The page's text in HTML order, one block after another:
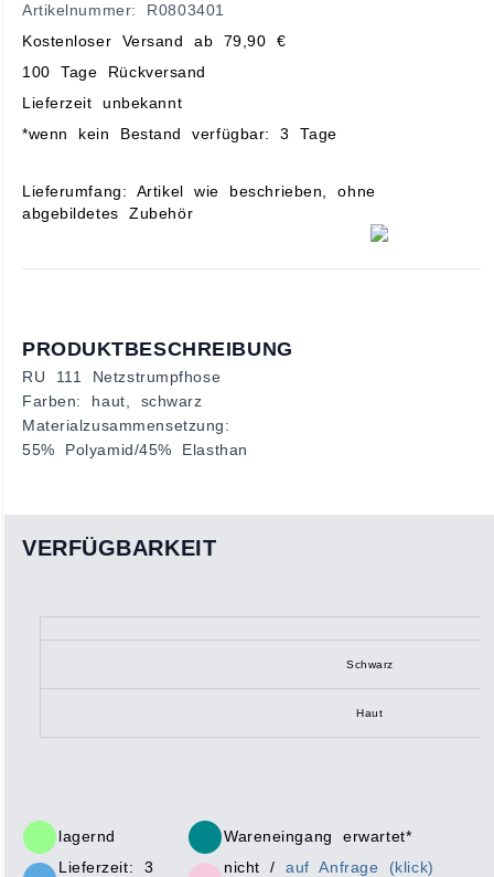
Artikelnummer: R0803401
Kostenloser Versand ab 79,90 €
100 Tage Rückversand
Lieferzeit unbekannt
*wenn kein Bestand verfügbar: 3 Tage
Lieferumfang: Artikel wie beschrieben, ohne
abgebildetes Zubehör
PRODUKTBESCHREIBUNG
RU 111 Netzstrumpfhose
Farben: haut, schwarz
Materialzusammensetzung:
55% Polyamid/45% Elasthan
VERFÜGBARKEIT
Schwarz
Haut
lagernd
Wareneingang erwartet*
Lieferzeit: 3
nicht /auf Anfrage (klick)